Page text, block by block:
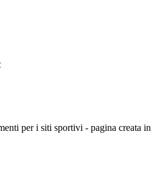
per i siti sportivi - pagina creata in